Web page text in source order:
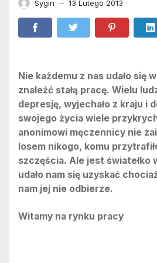
Sygin — 13 Lutego 2013
Nie każdemu z nas udało się
znaleźć stałą pracę. Wielu
depresję, wyjechało z kraju i
swojego życia wiele
anonimowi męczennicy nie
losem nikogo, komu
szczęścia. Ale jest światełko
udało nam się uzyskać
nam jej nie odbierze.
Witamy na rynku pracy